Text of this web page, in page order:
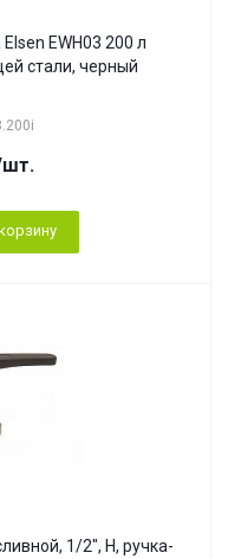
EWH03 200 л
стали, черный
1/2", Н, ручка-